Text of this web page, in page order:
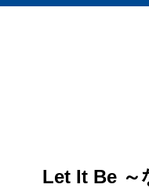
Let It Be ～